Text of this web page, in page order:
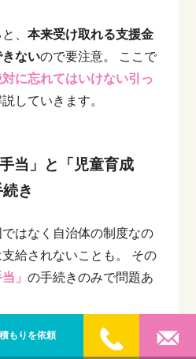
と、本来受け取れる支援金
ないので要注意。
ここで
に忘れてはいけない引っ
していきます。
当」と「児童育成
き
ではなく自治体の制度なの
給されないことも。
その
当」の手続きのみで問題あ
転居手続きに必要な書類
もりを依頼